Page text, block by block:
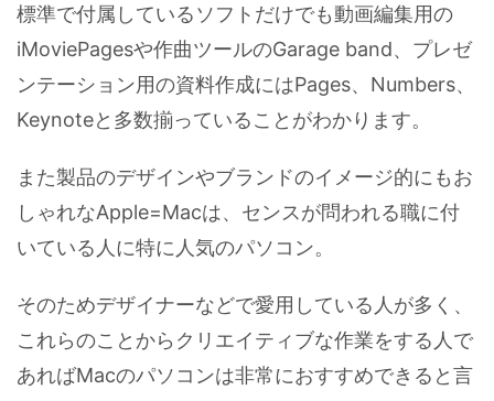
標準で付属しているソフトだけでも動画編集用の
iMoviePagesや作曲ツールのGarage band、プレゼ
ンテーション用の資料作成にはPages、Numbers、
Keynoteと多数揃っていることがわかります。
また製品のデザインやブランドのイメージ的にもお
しゃれなApple=Macは、センスが問われる職に付
いている人に特に人気のパソコン。
そのためデザイナーなどで愛用している人が多く、
これらのことからクリエイティブな作業をする人で
あればMacのパソコンは非常におすすめできると言